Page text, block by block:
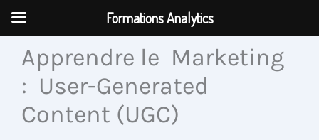
Aller
contenuApprendre le Marketing
: User-Generated
Content (UGC)
Formations Analytics